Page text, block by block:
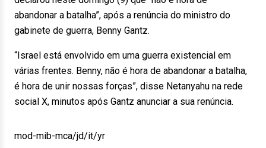
abandonar a batalha”, após a renúncia do ministro do
gabinete de guerra, Benny Gantz.
“Israel está envolvido em uma guerra existencial em
várias frentes. Benny, não é hora de abandonar a batalha,
é hora de unir nossas forças”, disse Netanyahu na rede
social X, minutos após Gantz anunciar a sua renúncia.
mod-mib-mca/jd/it/yr